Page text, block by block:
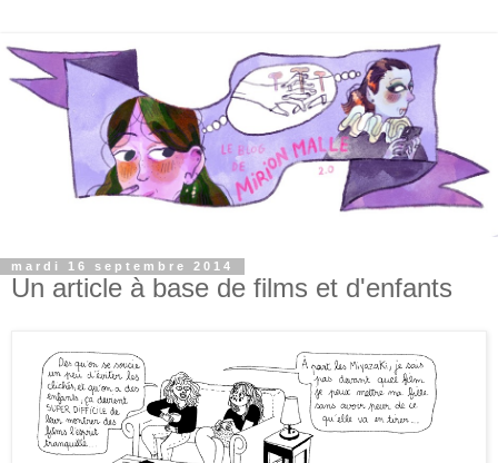
mardi 16 septembre 2014
Un article à base de films et d'enfants